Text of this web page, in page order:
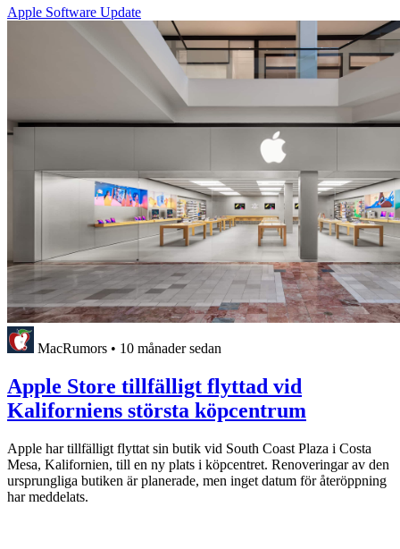
Apple Software Update
MacRumors • 10 månader sedan
Apple Store tillfälligt flyttad vid
Kaliforniens största köpcentrum
Apple har tillfälligt flyttat sin butik vid South Coast Plaza i Costa
Mesa, Kalifornien, till en ny plats i köpcentret. Renoveringar av den
ursprungliga butiken är planerade, men inget datum för återöppning
har meddelats.